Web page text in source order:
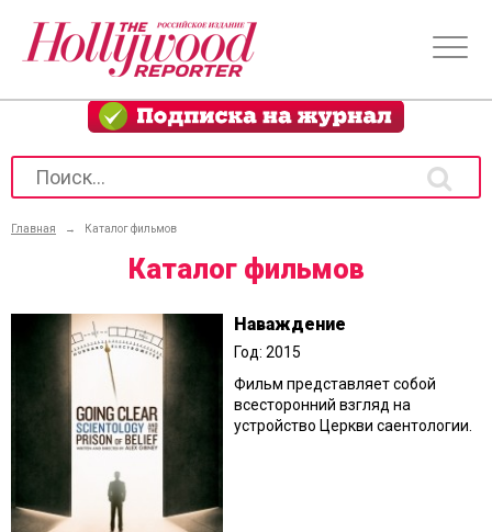
Главная → Каталог фильмов
Каталог фильмов
Наваждение
Год: 2015
Фильм представляет собой
всесторонний взгляд на
устройство Церкви саентологии.